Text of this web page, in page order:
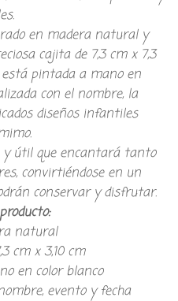
en madera natural y
cajita de 7,3 cm x 7,3
pintada a mano en
con el nombre, la
diseños infantiles
y útil que encantará tanto
convirtiéndose en un
conservar y disfrutar.
natural
cm x 3,10 cm
en color blanco
evento y fecha